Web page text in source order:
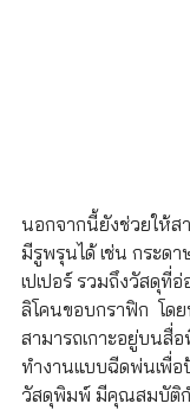
นอกจากนี้ยังช่วยให้
มีรูพรุนได้ เช่น กระด
เปเปอร์ รวมถึงวัสดุที่
ลิโคนขอบกราฟิก  โด
สามารถเกาะอยู่บนสื่
ทำงานแบบฉีดพ่นเพื่อ
วัสดุพิมพ์ มีคุณสมบัติ